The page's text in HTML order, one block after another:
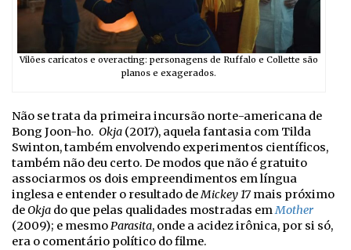
Vilões caricatos e overacting: personagens de Ruffalo e Collette são
planos e exagerados.
Não se trata da primeira incursão norte-americana de
Bong Joon-ho. Okja (2017), aquela fantasia com Tilda
Swinton, também envolvendo experimentos científicos,
também não deu certo. De modos que não é gratuito
associarmos os dois empreendimentos em língua
inglesa e entender o resultado deMickey 17 mais próximo
deOkja do que pelas qualidades mostradas emMother
(2009); e mesmoParasita, onde a acidez irônica, por si só,
era o comentário político do filme.